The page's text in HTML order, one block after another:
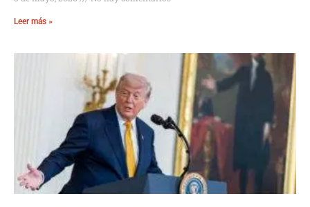
Leer más »